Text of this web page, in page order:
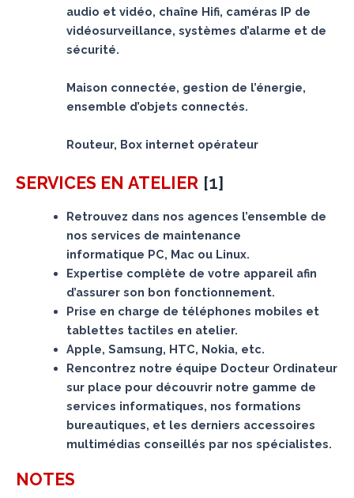
audio et vidéo, chaîne Hifi, caméras IP de
vidéosurveillance, systèmes d’alarme et de
sécurité.
Maison connectée, gestion de l’énergie,
ensemble d’objets connectés.
Routeur, Box internet opérateur
SERVICES EN ATELIER [1]
Retrouvez dans nos agences l’ensemble de
nos services de maintenance
informatique PC, Mac ou Linux.
Expertise complète de votre appareil afin
d’assurer son bon fonctionnement.
Prise en charge de téléphones mobiles et
tablettes tactiles en atelier.
Apple, Samsung, HTC, Nokia, etc.
Rencontrez notre équipe Docteur Ordinateur
sur place pour découvrir notre gamme de
services informatiques, nos formations
bureautiques, et les derniers accessoires
multimédias conseillés par nos spécialistes.
NOTES